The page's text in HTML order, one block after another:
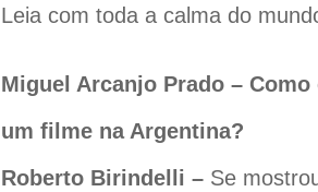
Leia com toda a calma do
Miguel Arcanjo Prado –
um filme na Argentina?
Roberto Birindelli – Se